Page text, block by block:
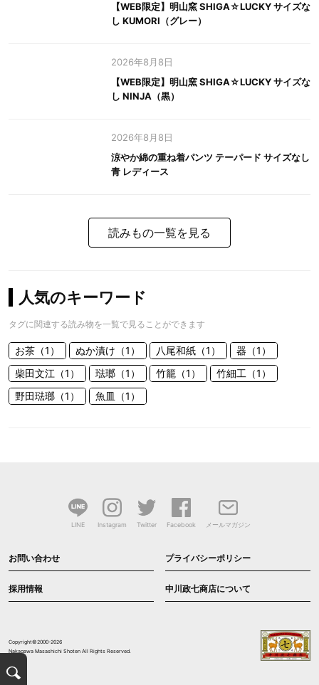
【WEB限定】明山窯 SHIGA☆LUCKY サイズな
し KUMORI（グレー）
2026年8月8日
【WEB限定】明山窯 SHIGA☆LUCKY サイズな
し NINJA（黒）
2026年8月8日
涼やか綿の重ね着パンツ テーパード サイズなし
青 レディース
読みもの一覧を見る
人気のキーワード
タグに関連する読み物を一覧で見ることができます
お茶（1） ぬか漬け（1） 八尾和紙（1）
器（1）
柴田文江（1）
琺瑯（1） 竹籠（1）
竹細工（1）
野田琺瑯（1）
魚皿（1）
LINE Instagram Twitter Facebook メールマガジン
お問い合わせ プライバシーポリシー
採用情報 中川政七商店について
Copyright©2000-2026
Nakagawa Masashichi Shoten All Rights Reserved.
検